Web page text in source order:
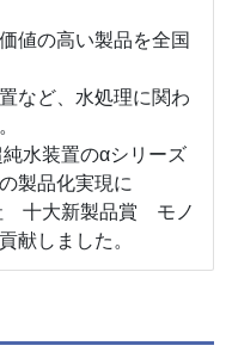
値の高い製品を全国
など、水処理に関わ
水装置のαシリーズ
製品化実現に
十大新製品賞 モノ
献しました。